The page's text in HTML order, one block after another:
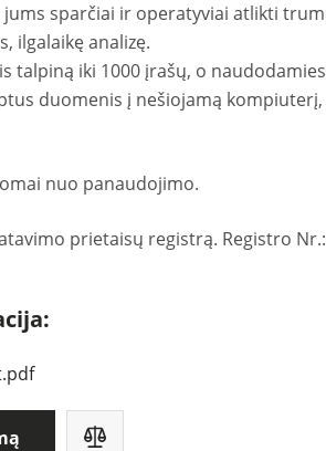
sparčiai ir operatyviai atlikti
ilgalaikę analizę.
talpiną iki 1000 įrašų, o
duomenis į nešiojamą
nuo panaudojimo.
prietaisų registrą. Registro